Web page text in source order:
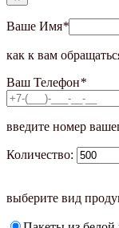
Ваше Имя*
как к вам
Ваш Телефон*
введите номер
Количество:
выберите вид